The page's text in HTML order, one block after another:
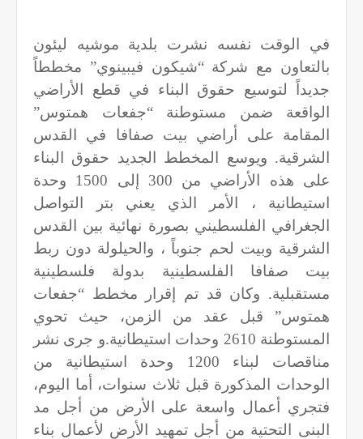
في الوقت نفسه نشرت بلدية موشيه ليئون
بالتعاون مع شركة “شيكون فيبينوي” مخططاً
جديداً لتوسيع حقوق البناء في قطع الأراضي
الواقعة ضمن مستوطنة “جفعات همتوس”
المقامة على أراضي بيت صفافا في القدس
الشرقية. ويوسع المخطط الجديد حقوق البناء
على هذه الأراضي من 300 إلى 1500 وحدة
استيطانية ، الأمر الذي يعني بتر التواصل
الجغرافي الفلسطيني بصورة نهائية بين القدس
الشرقية وبيت لحم جنوباً ، والحيلولة دون ربط
بيت صفافا الفلسطينية بدولة فلسطينية
مستقبلية. وكان قد تم إقرار مخطط “جفعات
همتوس” قبل عقد من الزمن، حيث تحوي
المستوطنة 2610 وحدات استيطانية.و جرى نشر
مناقصات لبناء 1200 وحدة استيطانية من
الوحدات المذكورة قبل ثلاث سنوات، أما اليوم،
فتجري أعمال واسعة على الأرض من أجل مد
البنى التحتية من أجل تمهيد الأرض لأعمال بناء